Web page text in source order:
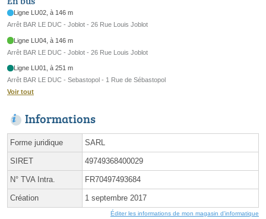
Ligne LU02, à 146 m
Arrêt BAR LE DUC - Joblot - 26 Rue Louis Joblot
Ligne LU04, à 146 m
Arrêt BAR LE DUC - Joblot - 26 Rue Louis Joblot
Ligne LU01, à 251 m
Arrêt BAR LE DUC - Sebastopol - 1 Rue de Sébastopol
Voir tout
Informations
Forme juridique SARL
SIRET 49749368400029
N° TVA Intra. FR70497493684
Création 1 septembre 2017
Éditer les informations de mon magasin d'informatique